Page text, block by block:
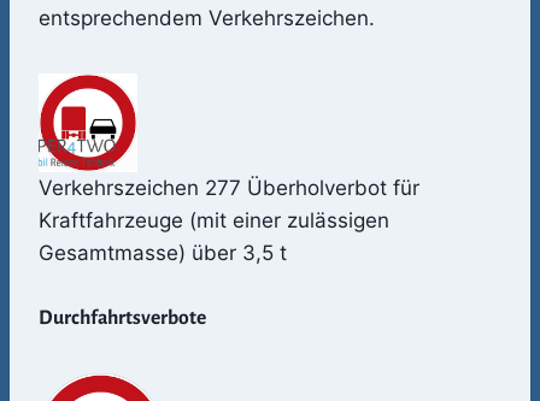
entsprechendem Verkehrszeichen.
Verkehrszeichen 277 Überholverbot für
Kraftfahrzeuge (mit einer zulässigen
Gesamtmasse) über 3,5 t
Durchfahrtsverbote